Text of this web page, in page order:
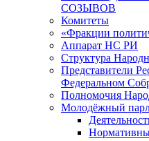
СОЗЫВОВ
Комитеты
«Фракции
Аппарат НС РИ
Структура
Представители
Федеральном
Полномочия
Молодёжный